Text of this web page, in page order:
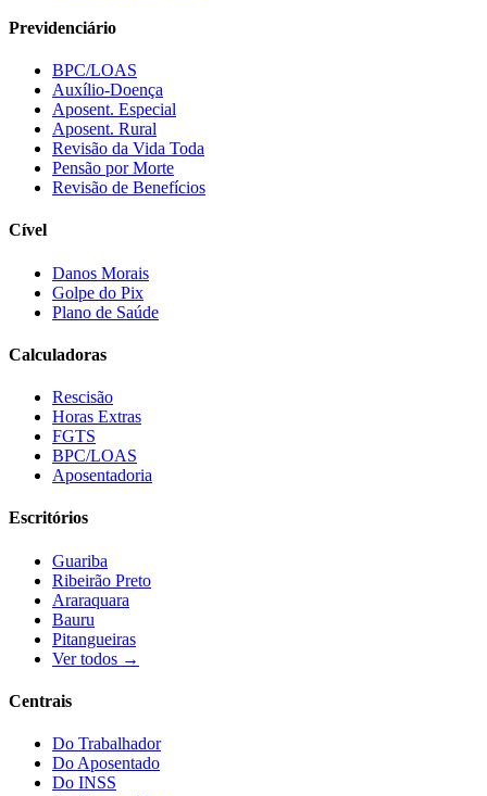
Previdenciário
BPC/LOAS
Auxílio-Doença
Aposent. Especial
Aposent. Rural
Revisão da Vida Toda
Pensão por Morte
Revisão de Benefícios
Cível
Danos Morais
Golpe do Pix
Plano de Saúde
Calculadoras
Rescisão
Horas Extras
FGTS
BPC/LOAS
Aposentadoria
Escritórios
Guariba
Ribeirão Preto
Araraquara
Bauru
Pitangueiras
Ver todos →
Centrais
Do Trabalhador
Do Aposentado
Do INSS